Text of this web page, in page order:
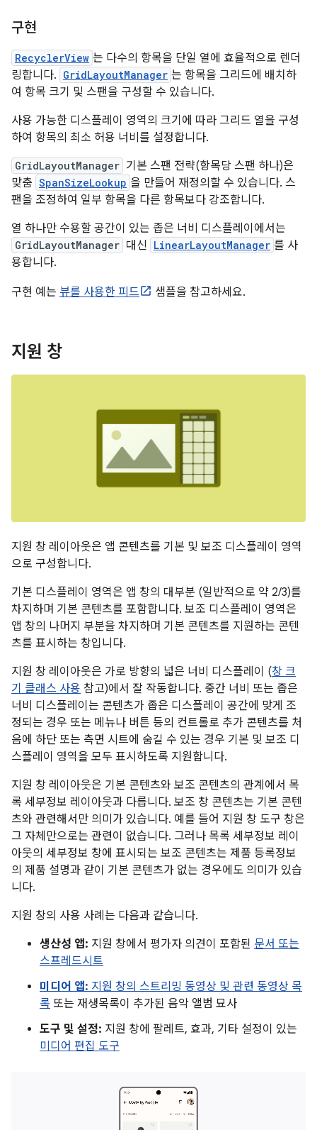
구현
RecyclerView 는 다수의 항목을 단일 열에 효율적으로 렌더
링합니다. GridLayoutManager 는 항목을 그리드에 배치하
여 항목 크기 및 스팬을 구성할 수 있습니다.
사용 가능한 디스플레이 영역의 크기에 따라 그리드 열을 구성
하여 항목의 최소 허용 너비를 설정합니다.
GridLayoutManager 기본 스팬 전략(항목당 스팬 하나)은
맞춤 SpanSizeLookup 을 만들어 재정의할 수 있습니다. 스
팬을 조정하여 일부 항목을 다른 항목보다 강조합니다.
열 하나만 수용할 공간이 있는 좁은 너비 디스플레이에서는
GridLayoutManager 대신 LinearLayoutManager 를 사
용합니다.
구현 예는 뷰를 사용한 피드 샘플을 참고하세요.
지원 창
지원 창 레이아웃은 앱 콘텐츠를 기본 및 보조 디스플레이 영역
으로 구성합니다.
기본 디스플레이 영역은 앱 창의 대부분 (일반적으로 약 2/3)를
차지하며 기본 콘텐츠를 포함합니다. 보조 디스플레이 영역은
앱 창의 나머지 부분을 차지하며 기본 콘텐츠를 지원하는 콘텐
츠를 표시하는 창입니다.
지원 창 레이아웃은 가로 방향의 넓은 너비 디스플레이 (창 크
기 클래스 사용 참고)에서 잘 작동합니다. 중간 너비 또는 좁은
너비 디스플레이는 콘텐츠가 좁은 디스플레이 공간에 맞게 조
정되는 경우 또는 메뉴나 버튼 등의 컨트롤로 추가 콘텐츠를 처
음에 하단 또는 측면 시트에 숨길 수 있는 경우 기본 및 보조 디
스플레이 영역을 모두 표시하도록 지원합니다.
지원 창 레이아웃은 기본 콘텐츠와 보조 콘텐츠의 관계에서 목
록 세부정보 레이아웃과 다릅니다. 보조 창 콘텐츠는 기본 콘텐
츠와 관련해서만 의미가 있습니다. 예를 들어 지원 창 도구 창은
그 자체만으로는 관련이 없습니다. 그러나 목록 세부정보 레이
아웃의 세부정보 창에 표시되는 보조 콘텐츠는 제품 등록정보
의 제품 설명과 같이 기본 콘텐츠가 없는 경우에도 의미가 있습
니다.
지원 창의 사용 사례는 다음과 같습니다.
생산성 앱: 지원 창에서 평가자 의견이 포함된 문서 또는
스프레드시트
미디어 앱: 지원 창의 스트리밍 동영상 및 관련 동영상 목
록 또는 재생목록이 추가된 음악 앨범 묘사
도구 및 설정: 지원 창에 팔레트, 효과, 기타 설정이 있는
미디어 편집 도구